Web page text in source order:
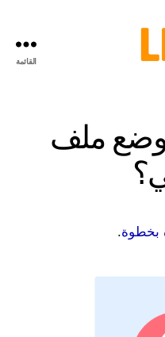
القائمة
ملف
بخطوة.